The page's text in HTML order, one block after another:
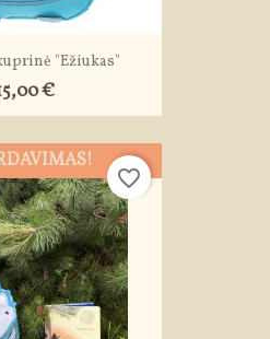
"Ežiukas"
€
favorite_border